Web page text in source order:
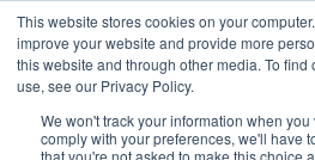
This website stores cookies on your
improve your website and provide more
this website and through other media. To
use, see our Privacy Policy.
We won't track your information when
comply with your preferences, we'll have
that you're not asked to make this choice
Filiali: India USA